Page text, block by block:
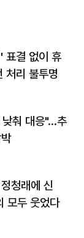
표결 없이 휴
처리 불투명
낮춰 대응"…추
청래에 신
모두 웃었다